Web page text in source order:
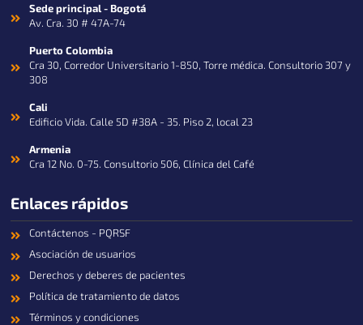
k
n
Sede principal - Bogotá
Av. Cra. 30 # 47A-74
Puerto Colombia
Cra 30, Corredor Universitario 1-850, Torre médica. Consultorio 307 y
308
Cali
Edificio Vida. Calle 5D #38A - 35. Piso 2, local 23
Armenia
Cra 12 No. 0-75. Consultorio 506, Clínica del Café
Enlaces rápidos
Contáctenos - PQRSF
Asociación de usuarios
Derechos y deberes de pacientes
Política de tratamiento de datos
Términos y condiciones